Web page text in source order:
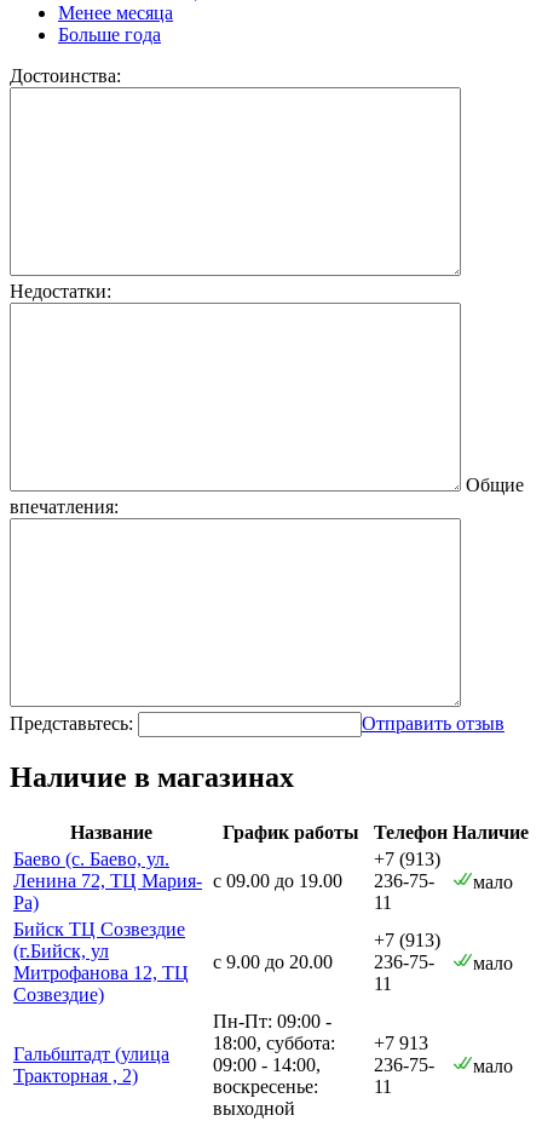
Менее месяца
Больше года
Достоинства:
Недостатки:
Общие
впечатления:
Представьтесь: Отправить отзыв
Наличие в магазинах
Название График работы Телефон Наличие
Баево (с. Баево, ул.
Ленина 72, ТЦ Мария-
Ра)
с 09.00 до 19.00
+7 (913)
236-75-
11
мало
Бийск ТЦ Созвездие
(г.Бийск, ул
Митрофанова 12, ТЦ
Созвездие)
с 9.00 до 20.00
+7 (913)
236-75-
11
мало
Гальбштадт (улица
Тракторная , 2)
Пн-Пт: 09:00 -
18:00, суббота:
09:00 - 14:00,
воскресенье:
выходной
+7 913
236-75-
11
мало